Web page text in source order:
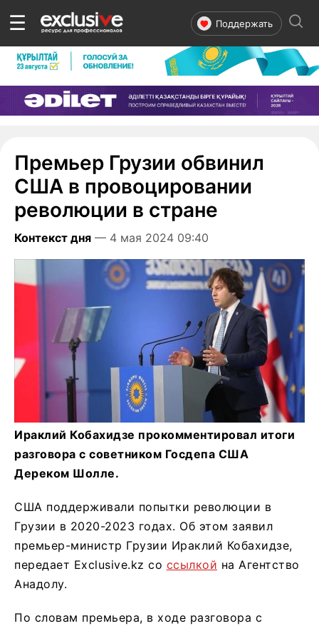
☰ Поддержать
Премьер Грузии обвинил
США в провоцировании
революции в стране
Контекст дня — 4 мая 2024 09:40
Ираклий Кобахидзе прокомментировал итоги
разговора с советником Госдепа США
Дереком Шолле.
США поддерживали попытки революции в
Грузии в 2020-2023 годах. Об этом заявил
премьер-министр Грузии Ираклий Кобахидзе,
передает Exclusive.kz со ссылкой на Агентство
Анадолу.
По словам премьера, в ходе разговора с